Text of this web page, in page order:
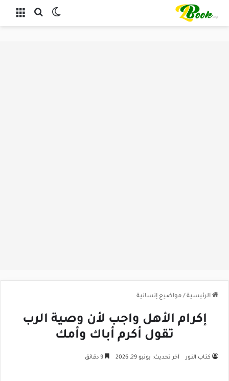
القائمة بحث عن
الرئيسية / مواضيع إنسانية
إكرام الأهل واجب لأن وصية الرب
تقول أكرم أباك وأمك
كتـاب النـور آخر تحديث: يونيو 29, 2026